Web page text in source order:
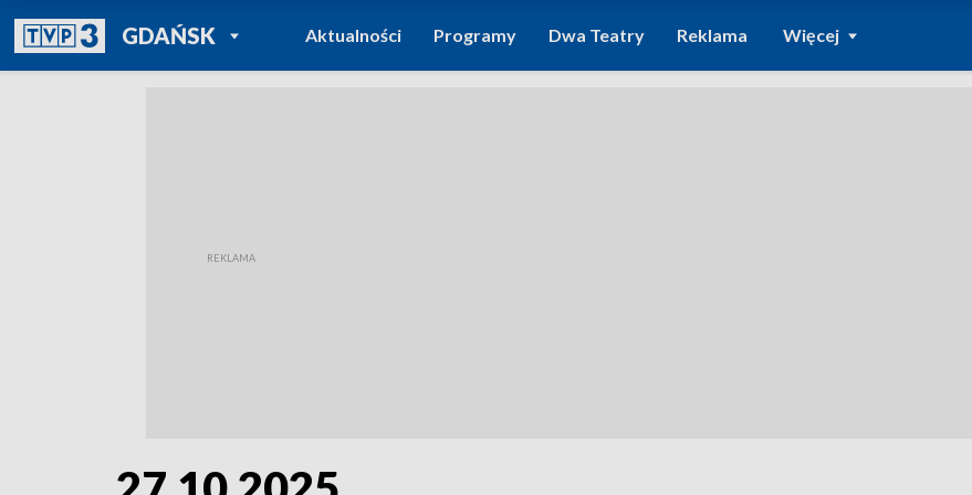
GDAŃSKPOWRÓT DO
TVP REGIONY
Aktualności Programy Dwa Teatry Reklama Więcej